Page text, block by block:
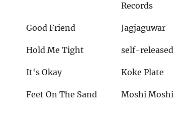
Records
Good Friend Jagjaguwar
Hold Me Tight self-released
It's Okay Koke Plate
Feet On The Sand Moshi Moshi